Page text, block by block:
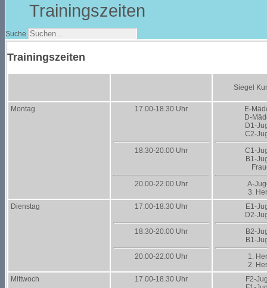
Trainingszeiten
Suche
Trainingszeiten
Siegel
Montag 17.00-18.30 Uhr
18.30-20.00 Uhr
20.00-22.00 Uhr
E-
D-
D1-
C2-
C1-
B1-
A-
3.
Dienstag
17.00-18.30 Uhr
18.30-20.00 Uhr
20.00-22.00 Uhr
E1-
D2-
B2-
B1-
1.
2.
Mittwoch
17.00-18.30 Uhr
F2-